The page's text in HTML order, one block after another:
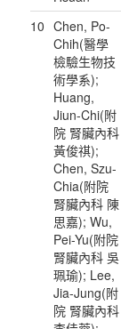
10 Chen, Po-
Chih(醫學
檢驗生物技
術學系);
Huang,
Jiun-Chi(附
院 腎臟內科
黃俊祺);
Chen, Szu-
Chia(附院
腎臟內科 陳
思嘉); Wu,
Pei-Yu(附院
腎臟內科 吳
珮瑜); Lee,
Jia-Jung(附
院 腎臟內科